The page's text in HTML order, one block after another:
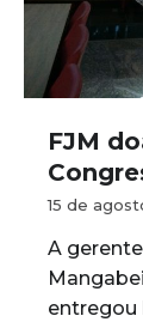
FJM
15 de
A
entregou